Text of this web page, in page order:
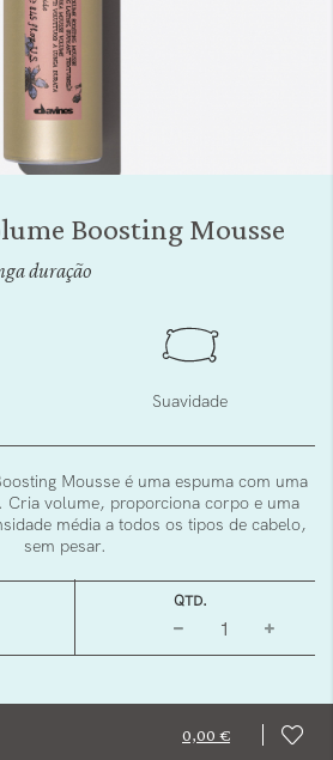
Boosting Mousse
duração
Suavidade
Mousse é uma espuma com uma
Cria volume, proporciona corpo e uma
média a todos os tipos de cabelo,
sem pesar.
0,00 €
QTD.